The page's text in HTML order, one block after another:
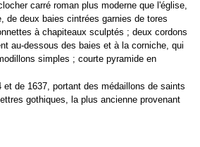
carré roman plus moderne que l'église,
de deux baies cintrées garnies de tores
à chapiteaux sculptés ; deux cordons
au-dessous des baies et à la corniche, qui
simples ; courte pyramide en
et de 1637, portant des médaillons de saints
gothiques, la plus ancienne provenant